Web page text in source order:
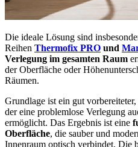
Die ideale Lösung sind
Reihen Thermofix PRO und
Verlegung im gesamten Raum
der Oberfläche oder
Räumen.
Grundlage ist ein gut
der eine problemlose Verlegung
ermöglicht. Das Ergebnis ist eine
Oberfläche, die sauber und
Innenraum optisch verbindet. Die